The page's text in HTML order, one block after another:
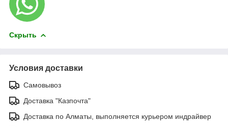
Скрыть
Условия доставки
Самовывоз
Доставка "Казпочта"
Доставка по Алматы, выполняется курьером индрайвер